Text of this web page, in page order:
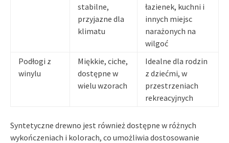
stabilne,
przyjazne dla
klimatu
łazienek, kuchni i
innych miejsc
narażonych na
wilgoć
Podłogi z
winylu
Miękkie, ciche,
dostępne w
wielu wzorach
Idealne dla rodzin
z dziećmi, w
przestrzeniach
rekreacyjnych
Syntetyczne drewno jest również dostępne w różnych
wykończeniach i kolorach, co umożliwia dostosowanie